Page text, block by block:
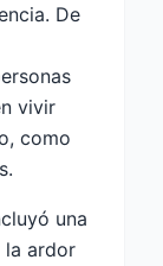
De
vivir
como
una
la ardor